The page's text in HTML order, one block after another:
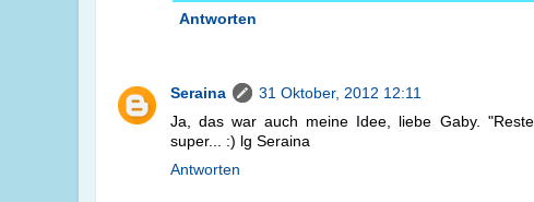
Antworten
Seraina
31 Oktober, 2012 12:11
Ja, das war auch meine Idee, liebe Gaby.
super... :) lg Seraina
Antworten